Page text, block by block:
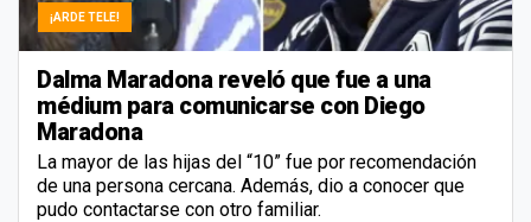
¡ARDE TELE!
Dalma Maradona reveló que fue a una
médium para comunicarse con Diego
Maradona
La mayor de las hijas del “10” fue por recomendación
de una persona cercana. Además, dio a conocer que
pudo contactarse con otro familiar.